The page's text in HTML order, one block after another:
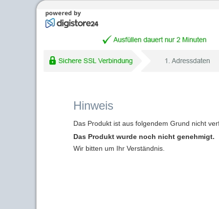
Hinweis
Das Produkt ist aus folgendem Grund nicht
Das Produkt wurde noch nicht genehmigt.
Wir bitten um Ihr Verständnis.